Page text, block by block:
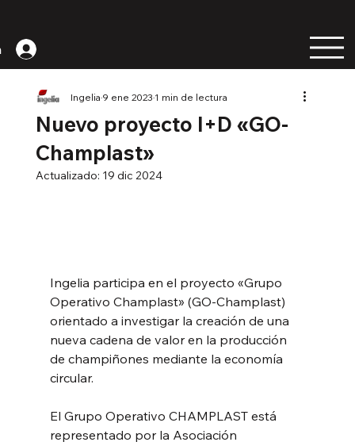
Nuevo proyecto I+D «GO-
Champlast»
Ingelia9 ene 20231 min de lectura
Actualizado: 19 dic 2024
Ingelia participa en el proyecto «Grupo
Operativo Champlast» (GO-Champlast)
orientado a investigar la creación de una
nueva cadena de valor en la producción
de champiñones mediante la economía
circular.
El Grupo Operativo CHAMPLAST está
representado por la Asociación